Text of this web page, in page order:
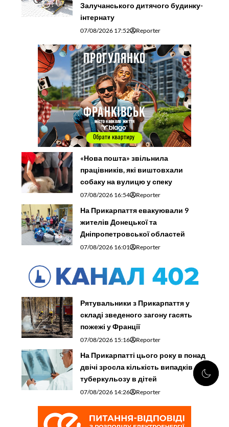
Залучанського дитячого будинку-
інтернату
07/08/2026 17:52 Reporter
«Нова пошта» звільнила
працівників, які виштовхали
собаку на вулицю у спеку
07/08/2026 16:54 Reporter
На Прикарпаття евакуювали 9
жителів Донецької та
Дніпропетровської областей
07/08/2026 16:01 Reporter
Рятувальники з Прикарпаття у
складі зведеного загону гасять
пожежі у Франції
07/08/2026 15:16 Reporter
На Прикарпатті цього року в понад
двічі зросла кількість випадків
туберкульозу в дітей
07/08/2026 14:26 Reporter